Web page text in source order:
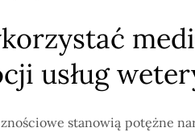
usług
stanowią potężne